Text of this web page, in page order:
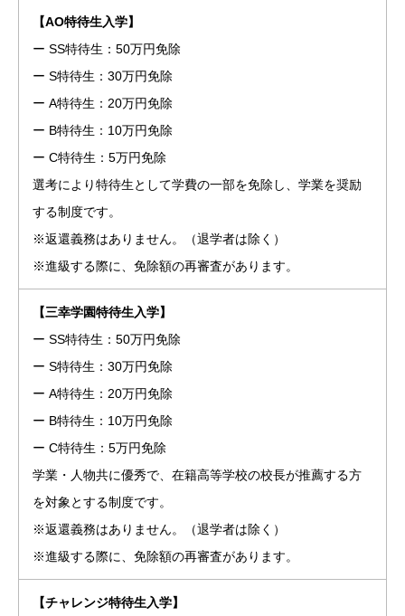
【AO特待生入学】
ー SS特待生：50万円免除
ー S特待生：30万円免除
ー A特待生：20万円免除
ー B特待生：10万円免除
ー C特待生：5万円免除
選考により特待生として学費の一部を免除し、学業を奨励
する制度です。
※返還義務はありません。（退学者は除く）
※進級する際に、免除額の再審査があります。
【三幸学園特待生入学】
ー SS特待生：50万円免除
ー S特待生：30万円免除
ー A特待生：20万円免除
ー B特待生：10万円免除
ー C特待生：5万円免除
学業・人物共に優秀で、在籍高等学校の校長が推薦する方
を対象とする制度です。
※返還義務はありません。（退学者は除く）
※進級する際に、免除額の再審査があります。
【チャレンジ特待生入学】